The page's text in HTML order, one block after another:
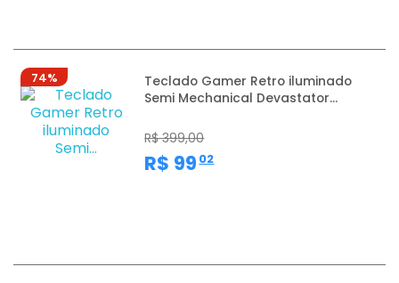
74%
Teclado Gamer Retro iluminado
Semi Mechanical Devastator...
R$ 399,00
R$ 99 ,02